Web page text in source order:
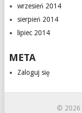
wrzesień 2014
sierpień 2014
lipiec 2014
META
Zaloguj się
© 2026